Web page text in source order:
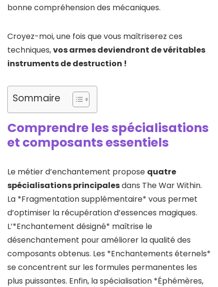
bonne compréhension des mécaniques.
Croyez-moi, une fois que vous maîtriserez ces
techniques,vos armes deviendront de véritables
instruments de destruction !
Sommaire
Comprendre les spécialisations
et composants essentiels
Le métier d’enchantement propose quatre
spécialisations principalesdans The War Within.
La *Fragmentation supplémentaire* vous permet
d’optimiser la récupération d’essences magiques.
L’*Enchantement désigné* maîtrise le
désenchantement pour améliorer la qualité des
composants obtenus. Les *Enchantements éternels*
se concentrent sur les formules permanentes les
plus puissantes. Enfin, la spécialisation *Éphémères,